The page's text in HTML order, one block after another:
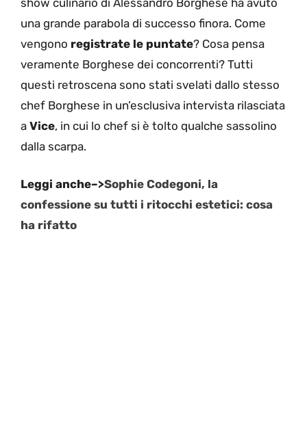
una grande parabola di successo finora. Come
vengono registrate le puntate? Cosa pensa
veramente Borghese dei concorrenti? Tutti
questi retroscena sono stati svelati dallo stesso
chef Borghese in un’esclusiva intervista rilasciata
a Vice, in cui lo chef si è tolto qualche sassolino
dalla scarpa.
Leggi anche–>Sophie Codegoni, la
confessione su tutti i ritocchi estetici: cosa
ha rifatto